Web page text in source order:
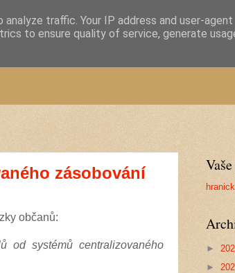
zásobování
občanů:
od systémů centralizovaného
►
►
traffic. Your IP address and user-agent
to ensure quality of service, generate